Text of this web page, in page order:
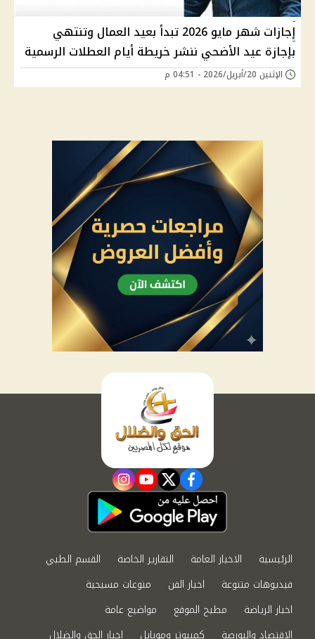
إجازات شهر مايو 2026 تبدأ بعيد العمال وتنتهي
بإجازة عيد الأضحي ننشر خريطة أيام العطلات الرسمية
الإثنين 20/أبريل/2026 - 04:51 م
facebook
twitter
youtube
instagram
الرئيسية الاخبار العامة التقارير الخاصة
القسم الطبي
فيديوهات متنوعة
اخبار الفن
منوعات مسيحية
اخبار الرياضة
مطبخ الموقع
مواضيع عامة
الاقتصاد والبورصة
كمبيوتر وموبايل اخبار الحق والضلال